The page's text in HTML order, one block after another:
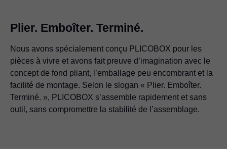
Plier. Emboîter. Terminé.
Nous avons spécialement conçu PLICOBOX pour les
pièces à vivre et avons fait preuve d’imagination avec le
concept de fond pliant, l’emballage peu encombrant et la
facilité de montage. Selon le slogan « Plier. Emboîter.
Terminé. », PLICOBOX s’assemble rapidement et sans
outil, sans compromettre la stabilité de l’assemblage.